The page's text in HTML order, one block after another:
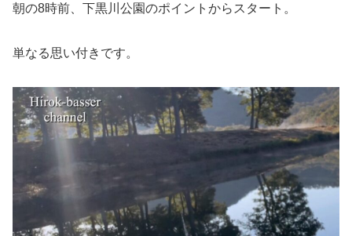
朝の8時前、下黒川公園のポイントからスタート。
単なる思い付きです。